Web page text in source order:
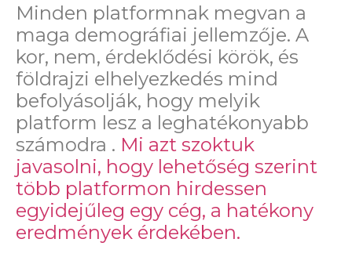
Minden platformnak megvan a
maga demográfiai jellemzője. A
kor, nem, érdeklődési körök, és
földrajzi elhelyezkedés mind
befolyásolják, hogy melyik
platform lesz a leghatékonyabb
számodra . Mi azt szoktuk
javasolni, hogy lehetőség szerint
több platformon hirdessen
egyidejűleg egy cég, a hatékony
eredmények érdekében.